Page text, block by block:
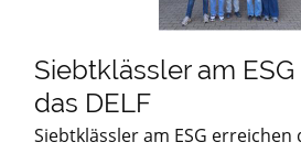
Siebtklässler am
das DELF
Siebtklässler am ESG erreichen